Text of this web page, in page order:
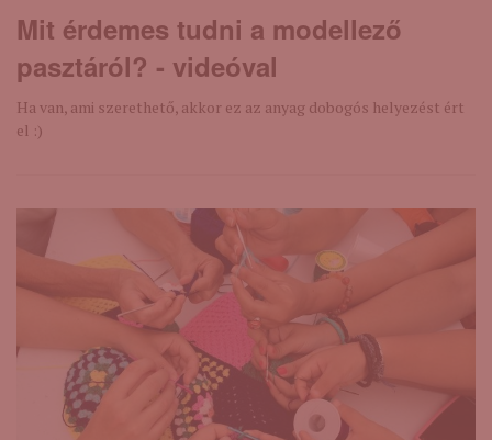
Mit érdemes tudni a modellező
pasztáról? - videóval
Ha van, ami szerethető, akkor ez az anyag dobogós helyezést ért
el :)